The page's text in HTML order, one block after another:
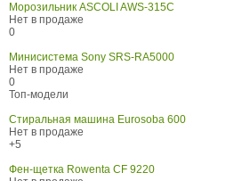
Морозильник ASCOLI AWS-315C
Нет в продаже
0
Минисистема Sony SRS-RA5000
Нет в продаже
0
Топ-модели
Стиральная машина Eurosoba 600
Нет в продаже
+5
Фен-щетка Rowenta CF 9220